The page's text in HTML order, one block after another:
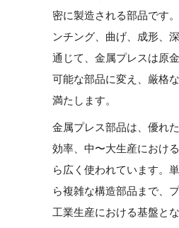
密に製造される部品です
ンチング、曲げ、成形、
通じて、金属プレスは原
可能な部品に変え、厳格
満たします。
金属プレス部品は、優れ
効率、中〜大生産におけ
ら広く使われています。
ら複雑な構造部品まで、
工業生産における基盤とな